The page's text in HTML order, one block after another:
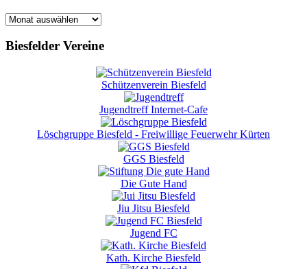
News
Biesfelder Vereine
Schützenverein Biesfeld
Jugendtreff Internet-Cafe
Löschgruppe Biesfeld - Freiwillige Feuerwehr Kürten
GGS Biesfeld
Die Gute Hand
Jiu Jitsu Biesfeld
Jugend FC
Kath. Kirche Biesfeld